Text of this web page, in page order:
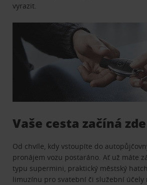
vyrazit.
Vaše cesta začíná zde
Od chvíle, kdy vstoupíte do
pronájem vozu postaráno. Ať už máte
typu supermini, praktický městský
limuzínu pro svatební či služební účely